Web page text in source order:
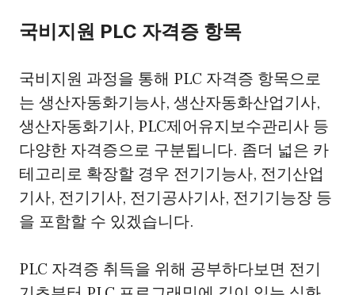
국비지원 PLC 자격증 항목
국비지원 과정을 통해 PLC 자격증 항목으로
는 생산자동화기능사, 생산자동화산업기사,
생산자동화기사, PLC제어유지보수관리사 등
다양한 자격증으로 구분됩니다. 좀더 넓은 카
테고리로 확장할 경우 전기기능사, 전기산업
기사, 전기기사, 전기공사기사, 전기기능장 등
을 포함할 수 있겠습니다.
PLC 자격증 취득을 위해 공부하다보면 전기